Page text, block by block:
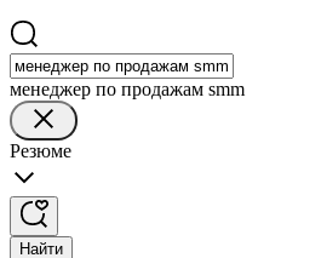
менеджер по продажам smm
Резюме
Найти